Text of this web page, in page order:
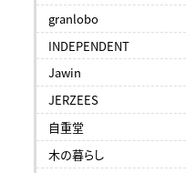
granlobo
INDEPENDENT
Jawin
JERZEES
自重堂
木の暮らし